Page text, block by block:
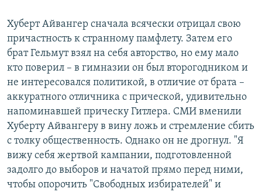
Хуберт Айвангер сначала всячески отрицал свою
причастность к странному памфлету. Затем его
брат Гельмут взял на себя авторство, но ему мало
кто поверил – в гимназии он был второгодником и
не интересовался политикой, в отличие от брата –
аккуратного отличника с прической, удивительно
напоминавшей прическу Гитлера. СМИ вменили
Хуберту Айвангеру в вину ложь и стремление сбить
с толку общественность. Однако он не дрогнул. "Я
вижу себя жертвой кампании, подготовленной
задолго до выборов и начатой прямо перед ними,
чтобы опорочить "Свободных избирателей" и